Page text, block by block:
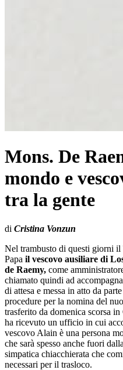
Mons. De
mondo e
tra la gente
di Cristina Vonzun
Nel trambusto di questi giorni
Papa il vescovo ausiliare di
de Raemy, come
chiamato quindi ad
di attesa e messa in atto da
procedure per la nomina del
trasferito da domenica scorsa
ha ricevuto un ufficio in cui
vescovo Alain è una persona
che sarà spesso anche fuori
simpatica chiacchierata che
necessari per il trasloco.